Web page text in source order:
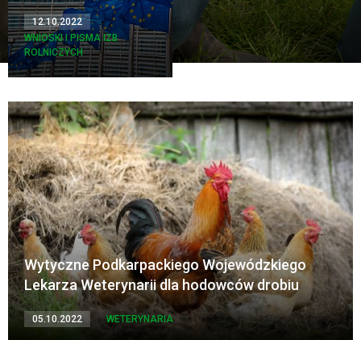
12.10.2022
WNIOSKI I PISMA IZB
ROLNICZYCH
Wytyczne Podkarpackiego Wojewódzkiego
Lekarza Weterynarii dla hodowców drobiu
05.10.2022 WETERYNARIA